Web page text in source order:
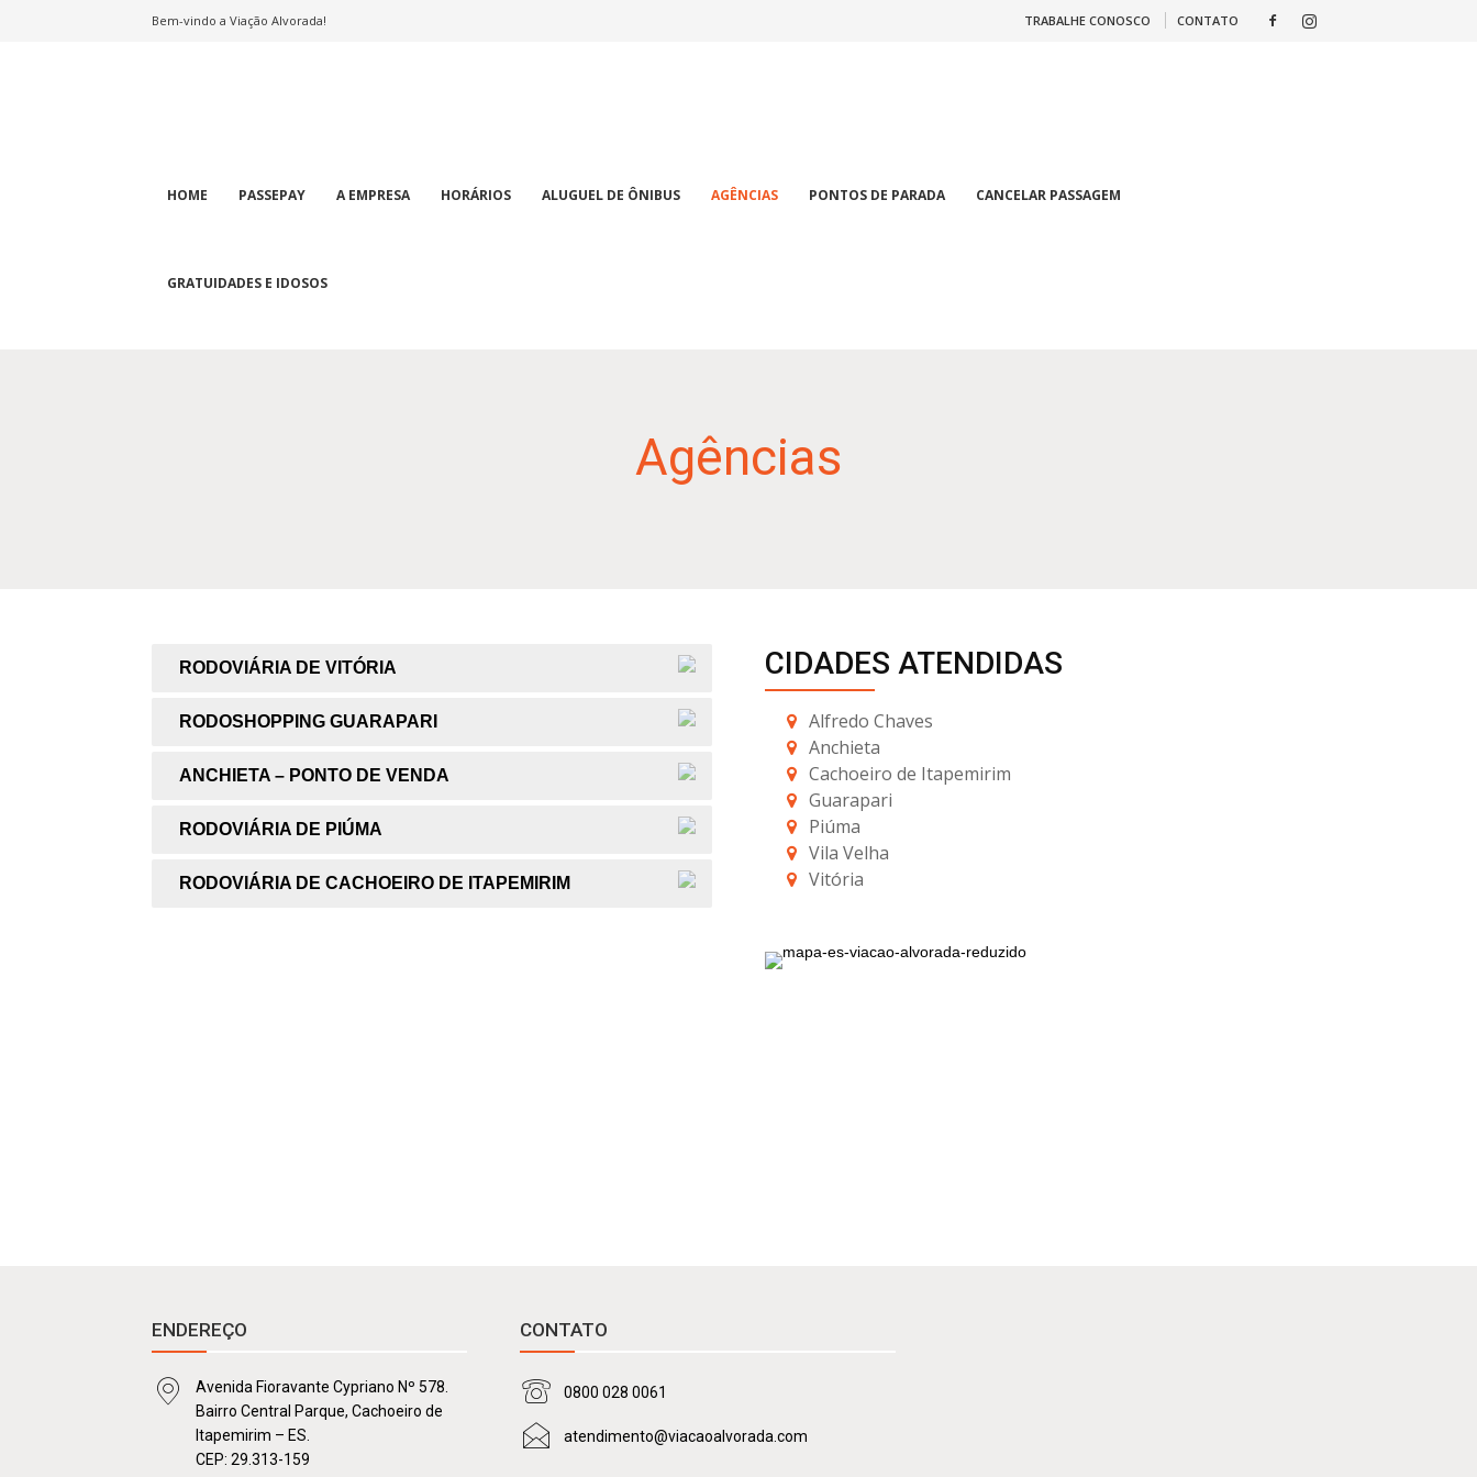
TRABALHE CONOSCO CONTATO
Bem-vindo a Viação Alvorada!
Alvorada
HOME PASSEPAY A EMPRESA HORÁRIOS ALUGUEL DE ÔNIBUS AGÊNCIAS PONTOS DE PARADA CANCELAR PASSAGEM
GRATUIDADES E IDOSOS
Agências
RODOVIÁRIA DE VITÓRIA
RODOSHOPPING GUARAPARI
ANCHIETA – PONTO DE VENDA
RODOVIÁRIA DE PIÚMA
RODOVIÁRIA DE CACHOEIRO DE ITAPEMIRIM
CIDADES ATENDIDAS
Alfredo Chaves
Anchieta
Cachoeiro de Itapemirim
Guarapari
Piúma
Vila Velha
Vitória
ENDEREÇO
Avenida Fioravante Cypriano Nº 578.
Bairro Central Parque, Cachoeiro de
Itapemirim – ES.
CEP: 29.313-159
CONTATO
0800 028 0061
atendimento@viacaoalvorada.com